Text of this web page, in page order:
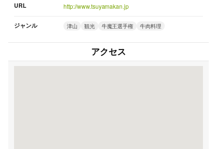
URL http://www.tsuyamakan.jp
ジャンル 津山 観光 牛魔王選手権 牛肉料理
アクセス